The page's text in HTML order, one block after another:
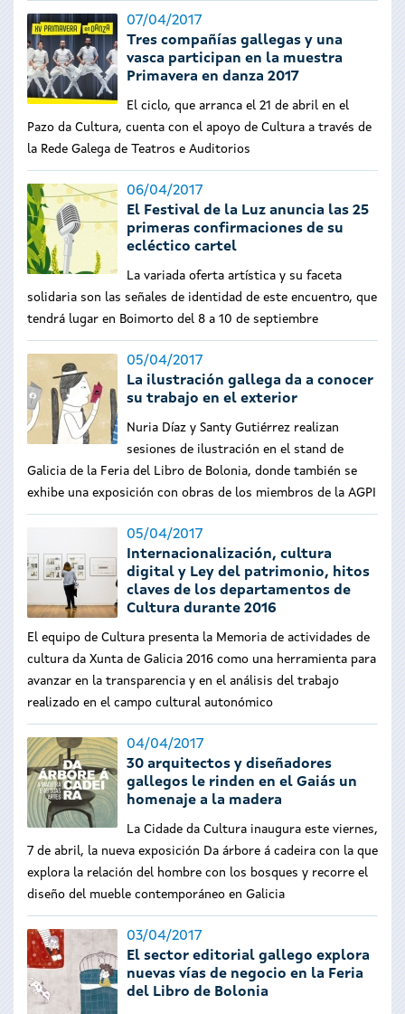
07/04/2017
Tres compañías gallegas y una
vasca participan en la muestra
Primavera en danza 2017
El ciclo, que arranca el 21 de abril en el
Pazo da Cultura, cuenta con el apoyo de Cultura a través de
la Rede Galega de Teatros e Auditorios
06/04/2017
El Festival de la Luz anuncia las 25
primeras confirmaciones de su
ecléctico cartel
La variada oferta artística y su faceta
solidaria son las señales de identidad de este encuentro, que
tendrá lugar en Boimorto del 8 a 10 de septiembre
05/04/2017
La ilustración gallega da a conocer
su trabajo en el exterior
Nuria Díaz y Santy Gutiérrez realizan
sesiones de ilustración en el stand de
Galicia de la Feria del Libro de Bolonia, donde también se
exhibe una exposición con obras de los miembros de la AGPI
05/04/2017
Internacionalización, cultura
digital y Ley del patrimonio, hitos
claves de los departamentos de
Cultura durante 2016
El equipo de Cultura presenta la Memoria de actividades de
cultura da Xunta de Galicia 2016 como una herramienta para
avanzar en la transparencia y en el análisis del trabajo
realizado en el campo cultural autonómico
04/04/2017
30 arquitectos y diseñadores
gallegos le rinden en el Gaiás un
homenaje a la madera
La Cidade da Cultura inaugura este viernes,
7 de abril, la nueva exposición Da árbore á cadeira con la que
explora la relación del hombre con los bosques y recorre el
diseño del mueble contemporáneo en Galicia
03/04/2017
El sector editorial gallego explora
nuevas vías de negocio en la Feria
del Libro de Bolonia